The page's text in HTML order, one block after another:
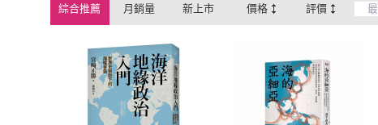
綜合推薦 月銷量 新上市 價格 評價